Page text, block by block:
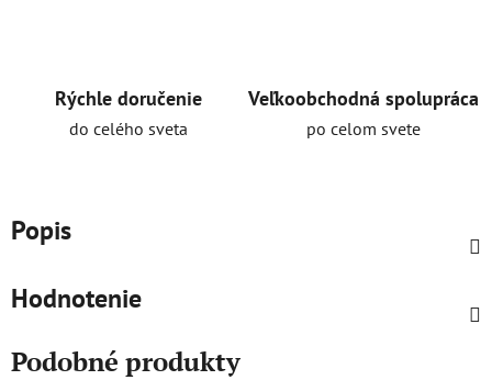
Rýchle doručenie
do celého sveta
Veľkoobchodná spolupráca
po celom svete
Popis
Hodnotenie
Podobné produkty